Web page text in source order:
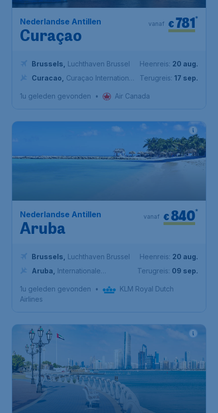
Nederlandse Antillen
Curaçao
€781*
vanaf
Brussels
Luchthaven Brussel
Curacao
Curaçao International
Heenreis: 20 aug.
Terugreis: 17 sep.
1u geleden gevonden • Air Canada
Nederlandse Antillen
Aruba
€ 840*
vanaf
Brussels
Luchthaven Brussel
Aruba
Internationale
Heenreis: 20 aug.
Terugreis: 09 sep.
1u geleden gevonden •
KLM Royal Dutch
Airlines